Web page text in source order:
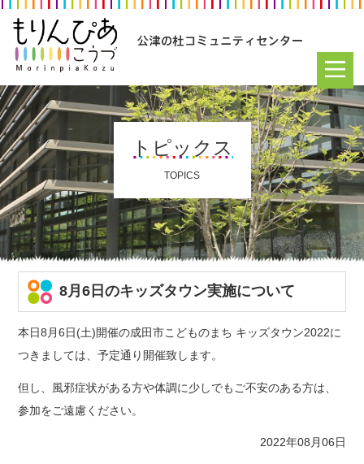
トピックス
TOPICS
8月6日のキッズタウン実施について
本日8月6日(土)開催の成田市こどものまち キッズタウン2022に
つきましては、予定通り開催致します。
但し、風邪症状がある方や体調に少しでもご不安のある方は、
参加をご遠慮ください。
2022年08月06日